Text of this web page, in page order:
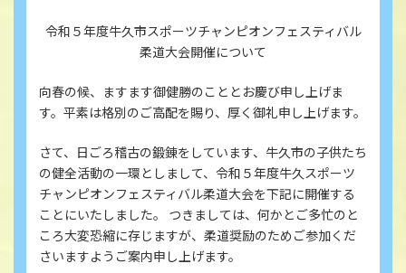
令和５年度牛久市スポーツチャンピオンフェスティバル
柔道大会開催について
向春の候、ますます御健勝のこととお慶び申し上げま
す。平素は格別のご高配を賜り、厚く御礼申し上げます。
さて、日ごろ稽古の鍛錬をしています、牛久市の子供たち
の健全活動の一環としまして、令和５年度牛久スポーツ
チャンピオンフェスティバル柔道大会を下記に開催する
ことにいたしました。 つきましては、何かとご多忙のと
ころ大変恐縮に存じますが、柔道奨励のためご参加くだ
さいますようご案内申し上げます。